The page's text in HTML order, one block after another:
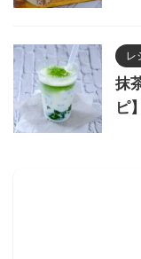
レ
抹
ピ】